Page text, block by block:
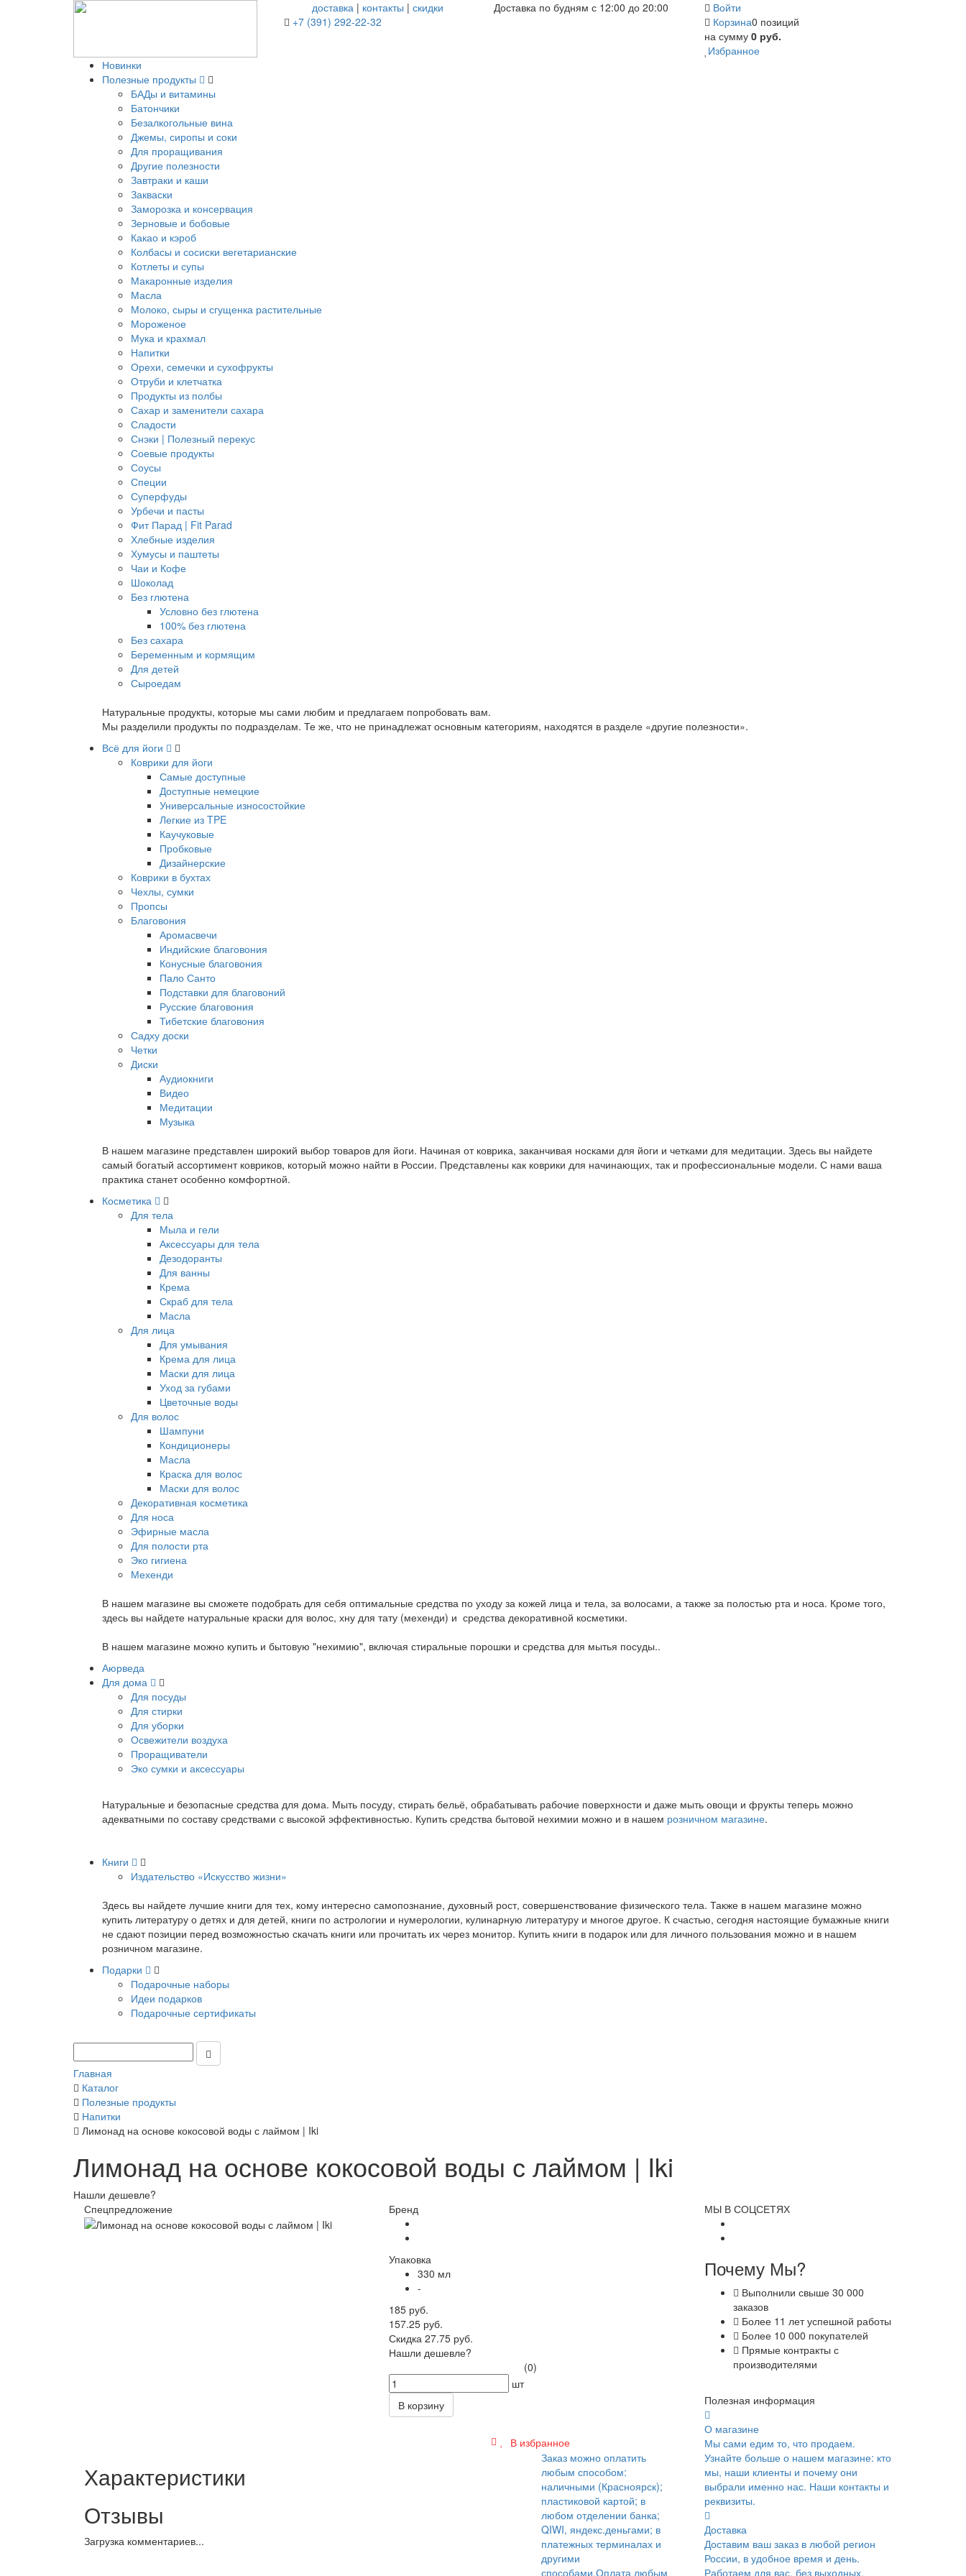
доставка | контакты |скидки
+7 (391) 292-22-32
Доставка по будням с 12:00 до 20:00
Войти
Корзина0 позиций
на сумму 0 руб.
Избранное
Новинки
Полезные продукты
БАДы и витамины
Батончики
Безалкогольные вина
Джемы, сиропы и соки
Для проращивания
Другие полезности
Завтраки и каши
Закваски
Заморозка и консервация
Зерновые и бобовые
Какао и кэроб
Колбасы и сосиски вегетарианские
Котлеты и супы
Макаронные изделия
Масла
Молоко, сыры и сгущенка растительные
Мороженое
Мука и крахмал
Напитки
Орехи, семечки и сухофрукты
Отруби и клетчатка
Продукты из полбы
Сахар и заменители сахара
Сладости
Снэки | Полезный перекус
Соевые продукты
Соусы
Специи
Суперфуды
Урбечи и пасты
Фит Парад | Fit Parad
Хлебные изделия
Хумусы и паштеты
Чаи и Кофе
Шоколад
Без глютена
Условно без глютена
100% без глютена
Без сахара
Беременным и кормящим
Для детей
Сыроедам
Натуральные продукты, которые мы сами любим и предлагаем попробовать вам.
Мы разделили продукты по подразделам. Те же, что не принадлежат основным категориям, находятся в разделе «другие полезности».
Всё для йоги
Коврики для йоги
Самые доступные
Доступные немецкие
Универсальные износостойкие
Легкие из TPE
Каучуковые
Пробковые
Дизайнерские
Коврики в бухтах
Чехлы, сумки
Пропсы
Благовония
Аромасвечи
Индийские благовония
Конусные благовония
Пало Санто
Подставки для благовоний
Русские благовония
Тибетские благовония
Садху доски
Четки
Диски
Аудиокниги
Видео
Медитации
Музыка
В нашем магазине представлен широкий выбор товаров для йоги. Начиная от коврика, заканчивая носками для йоги и четками для медитации. Здесь вы найдете
самый богатый ассортимент ковриков, который можно найти в России. Представлены как коврики для начинающих, так и профессиональные модели. С нами ваша
практика станет особенно комфортной.
Косметика
Для тела
Мыла и гели
Аксессуары для тела
Дезодоранты
Для ванны
Крема
Скраб для тела
Масла
Для лица
Для умывания
Крема для лица
Маски для лица
Уход за губами
Цветочные воды
Для волос
Шампуни
Кондиционеры
Масла
Краска для волос
Маски для волос
Декоративная косметика
Для носа
Эфирные масла
Для полости рта
Эко гигиена
Мехенди
В нашем магазине вы сможете подобрать для себя оптимальные средства по уходу за кожей лица и тела, за волосами, а также за полостью рта и носа. Кроме того,
здесь вы найдете натуральные краски для волос, хну для тату (мехенди) и средства декоративной косметики.
В нашем магазине можно купить и бытовую "нехимию", включая стиральные порошки и средства для мытья посуды..
Аюрведа
Для дома
Для посуды
Для стирки
Для уборки
Освежители воздуха
Проращиватели
Эко сумки и аксессуары
Натуральные и безопасные средства для дома. Мыть посуду, стирать бельё, обрабатывать рабочие поверхности и даже мыть овощи и фрукты теперь можно
адекватными по составу средствами с высокой эффективностью. Купить средства бытовой нехимии можно и в нашем розничном магазине.
Книги
Издательство «Искусство жизни»
Здесь вы найдете лучшие книги для тех, кому интересно самопознание, духовный рост, совершенствование физического тела. Также в нашем магазине можно
купить литературу о детях и для детей, книги по астрологии и нумерологии, кулинарную литературу и многое другое. К счастью, сегодня настоящие бумажные книги
не сдают позиции перед возможностью скачать книги или прочитать их через монитор. Купить книги в подарок или для личного пользования можно и в нашем
розничном магазине.
Подарки
Подарочные наборы
Идеи подарков
Подарочные сертификаты
Главная
Каталог
Полезные продукты
Напитки
Лимонад на основе кокосовой воды с лаймом | Iki
Лимонад на основе кокосовой воды с лаймом | Iki
Нашли дешевле?
Спецпредложение
Бренд
Упаковка
330 мл
-
185 руб.
157.25 руб.
Скидка 27.75 руб.
Нашли дешевле?
(0)
шт
В корзину
В избранное
Характеристики
Отзывы
Загрузка комментариев...
Заказ можно оплатить
любым способом:
наличными (Красноярск);
пластиковой картой; в
любом отделении банка;
QIWI, яндекс.деньгами; в
платежных терминалах и
другими
способами.Оплата любым
МЫ В СОЦСЕТЯХ
Почему Мы?
Выполнили свыше 30 000
заказов
Более 11 лет успешной работы
Более 10 000 покупателей
Прямые контракты с
производителями
Полезная информация
О магазине
Мы сами едим то, что продаем.
Узнайте больше о нашем магазине: кто
мы, наши клиенты и почему они
выбрали именно нас. Наши контакты и
реквизиты.
Доставка
Доставим ваш заказ в любой регион
России, в удобное время и день.
Работаем для вас, без выходных.